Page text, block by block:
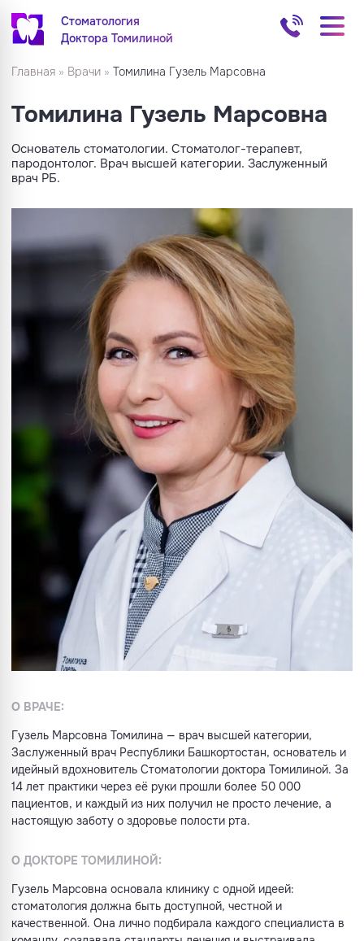
Стоматология
Доктора Томилиной
Главная » Врачи » Томилина Гузель Марсовна
Томилина Гузель Марсовна
Основатель стоматологии. Стоматолог-терапевт,
пародонтолог. Врач высшей категории. Заслуженный
врач РБ.
О ВРАЧЕ:
Гузель Марсовна Томилина — врач высшей категории,
Заслуженный врач Республики Башкортостан, основатель и
идейный вдохновитель Стоматологии доктора Томилиной. За
14 лет практики через её руки прошли более 50 000
пациентов, и каждый из них получил не просто лечение, а
настоящую заботу о здоровье полости рта.
О ДОКТОРЕ ТОМИЛИНОЙ:
Гузель Марсовна основала клинику с одной идеей:
стоматология должна быть доступной, честной и
качественной. Она лично подбирала каждого специалиста в